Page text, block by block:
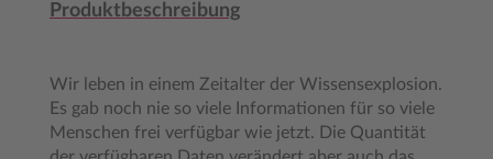
Produktbeschreibung
Wir leben in einem Zeitalter der Wissensexplosion.
Es gab noch nie so viele Informationen für so viele
Menschen frei verfügbar wie jetzt. Die Quantität